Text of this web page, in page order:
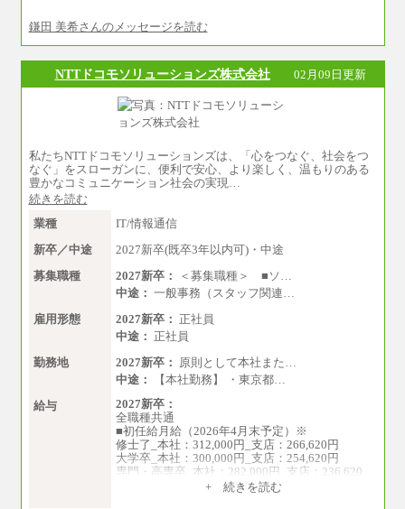
中途：
基本月給／20万5000円以上(正社員・準社員）
※経験、能力を考慮の上、当社規定により
優遇いたします
※自己成長支援金(10,000円）を含む
※別途、Workstyle支援金(月額4,000円）
鎌田 美希さんのメッセージを読む
NTTドコモソリューションズ株式会社 02月09日更新
私たちNTTドコモソリューションズは、「心をつなぐ、社会をつ
なぐ」をスローガンに、便利で安心、より楽しく、温もりのある
豊かなコミュニケーション社会の実現…
続きを読む
業種
IT/情報通信
新卒／中途
2027新卒(既卒3年以内可)・中途
募集職種
2027新卒：
＜募集職種＞ ■ソ…
中途： 一般事務（スタッフ関連…
雇用形態
2027新卒： 正社員
中途： 正社員
勤務地
2027新卒： 原則として本社また…
中途：
【本社勤務】 ・東京都…
給与
2027新卒：
全職種共通
■初任給月給（2026年4月末予定）※
修士了_本社：312,000円_支店：266,620円
大学卒_本社：300,000円_支店：254,620円
専門・高専卒_本社：282,000円_支店：236,620
+ 続きを読む